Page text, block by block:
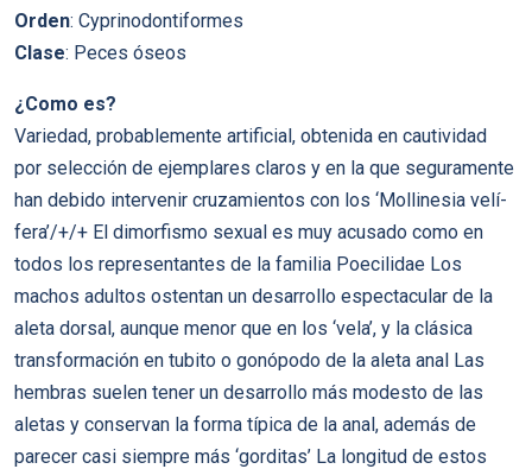
Orden: Cyprinodontiformes
Clase: Peces óseos
¿Como es?
Variedad, probablemente artificial, obtenida en cautividad
por selección de ejemplares claros y en la que seguramente
han debido intervenir cruzamientos con los ‘Mollinesia velí­
fera’/+/+ El dimorfismo sexual es muy acusado como en
todos los representantes de la familia Poecilidae Los
machos adultos ostentan un desarrollo espectacular de la
aleta dorsal, aunque menor que en los ‘vela’, y la clásica
transformación en tubito o gonópodo de la aleta anal Las
hembras suelen tener un desarrollo más modesto de las
aletas y conservan la forma tí­pica de la anal, además de
parecer casi siempre más ‘gorditas’ La longitud de estos